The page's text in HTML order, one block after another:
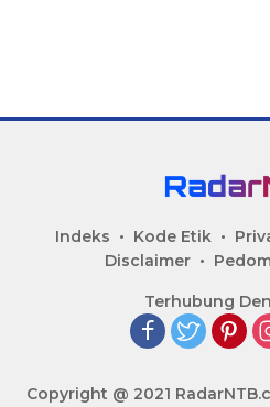
Indeks Kode Etik
Disclaimer
Terhubung
Copyright @ 2021